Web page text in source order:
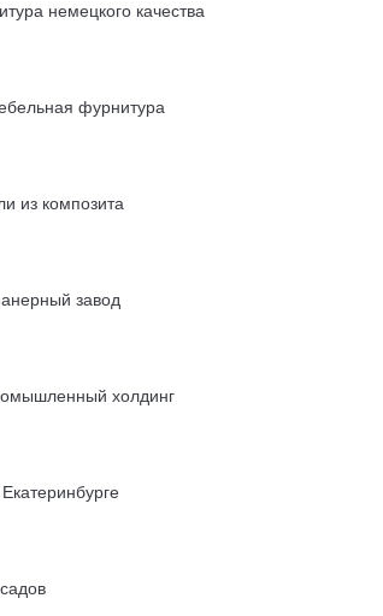
немецкого качества
фурнитура
из композита
завод
холдинг